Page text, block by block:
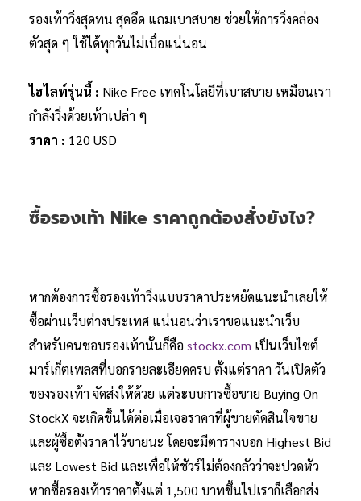
รองเท้าวิ่งสุดทน สุดอึด แถมเบาสบาย ช่วยให้การวิ่งคล่อง
ตัวสุด ๆ ใช้ได้ทุกวันไม่เบื่อแน่นอน
ไฮไลท์รุ่นนี้ : Nike Free เทคโนโลยีที่เบาสบาย เหมือนเรา
กำลังวิ่งด้วย​เท้าเปล่า ๆ
ราคา : 120 USD
ซื้อรองเท้า Nike ราคาถูกต้องสั่งยังไง?
หากต้องการซื้อรองเท้าวิ่งแบบราคาประหยัดแนะนำเลยให้
ซื้อผ่านเว็บต่างประเทศ แน่นอนว่าเราขอแนะนำเว็บ
สำหรับคนชอบรองเท้านั้นก็คือ stockx.com เป็นเว็บไซต์
มาร์เก็ตเพลสที่บอกรายละเอียดครบ ตั้งแต่ราคา วันเปิดตัว
ของรองเท้า จัดส่งให้ด้วย แต่ระบบการซื้อขาย Buying On
StockX จะเกิดขึ้นได้ต่อเมื่อเจอราคาที่ผู้ขายตัดสินใจขาย
และผู้ซื้อตั้งราคาไว้ขายนะ โดยจะมีตารางบอก Highest Bid
และ Lowest Bid และเพื่อให้ชัวร์ไม่ต้องกลัวว่าจะปวดหัว
หากซื้อรองเท้าราคาตั้งแต่ 1,500 บาทขึ้นไปเราก็เลือกส่ง